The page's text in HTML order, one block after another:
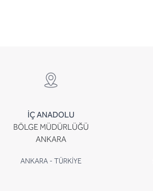
İÇ ANADOLU
BÖLGE MÜDÜRLÜĞÜ
ANKARA
ANKARA - TÜRKİYE